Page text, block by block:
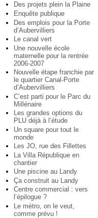
Des projets plein la Plaine
Enquête publique
Des emplois pour la Porte
d’Aubervilliers
Le canal vert
Une nouvelle école
maternelle pour la rentrée
2006-2007
Nouvelle étape franchie par
le quartier Canal-Porte
d’Aubervilliers
C’est parti pour le Parc du
Millénaire
Les grandes options du
PLU déjà à l’étude
Un square pour tout le
monde
Les JO, rue des Fillettes
La Villa République en
chantier
Une piscine au Landy
Ça construit au Landy
Centre commercial : vers
l’épilogue ?
Le métro, on le veut,
comme prévu !